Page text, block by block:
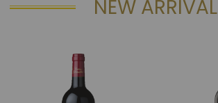
NEW ARRIVAL